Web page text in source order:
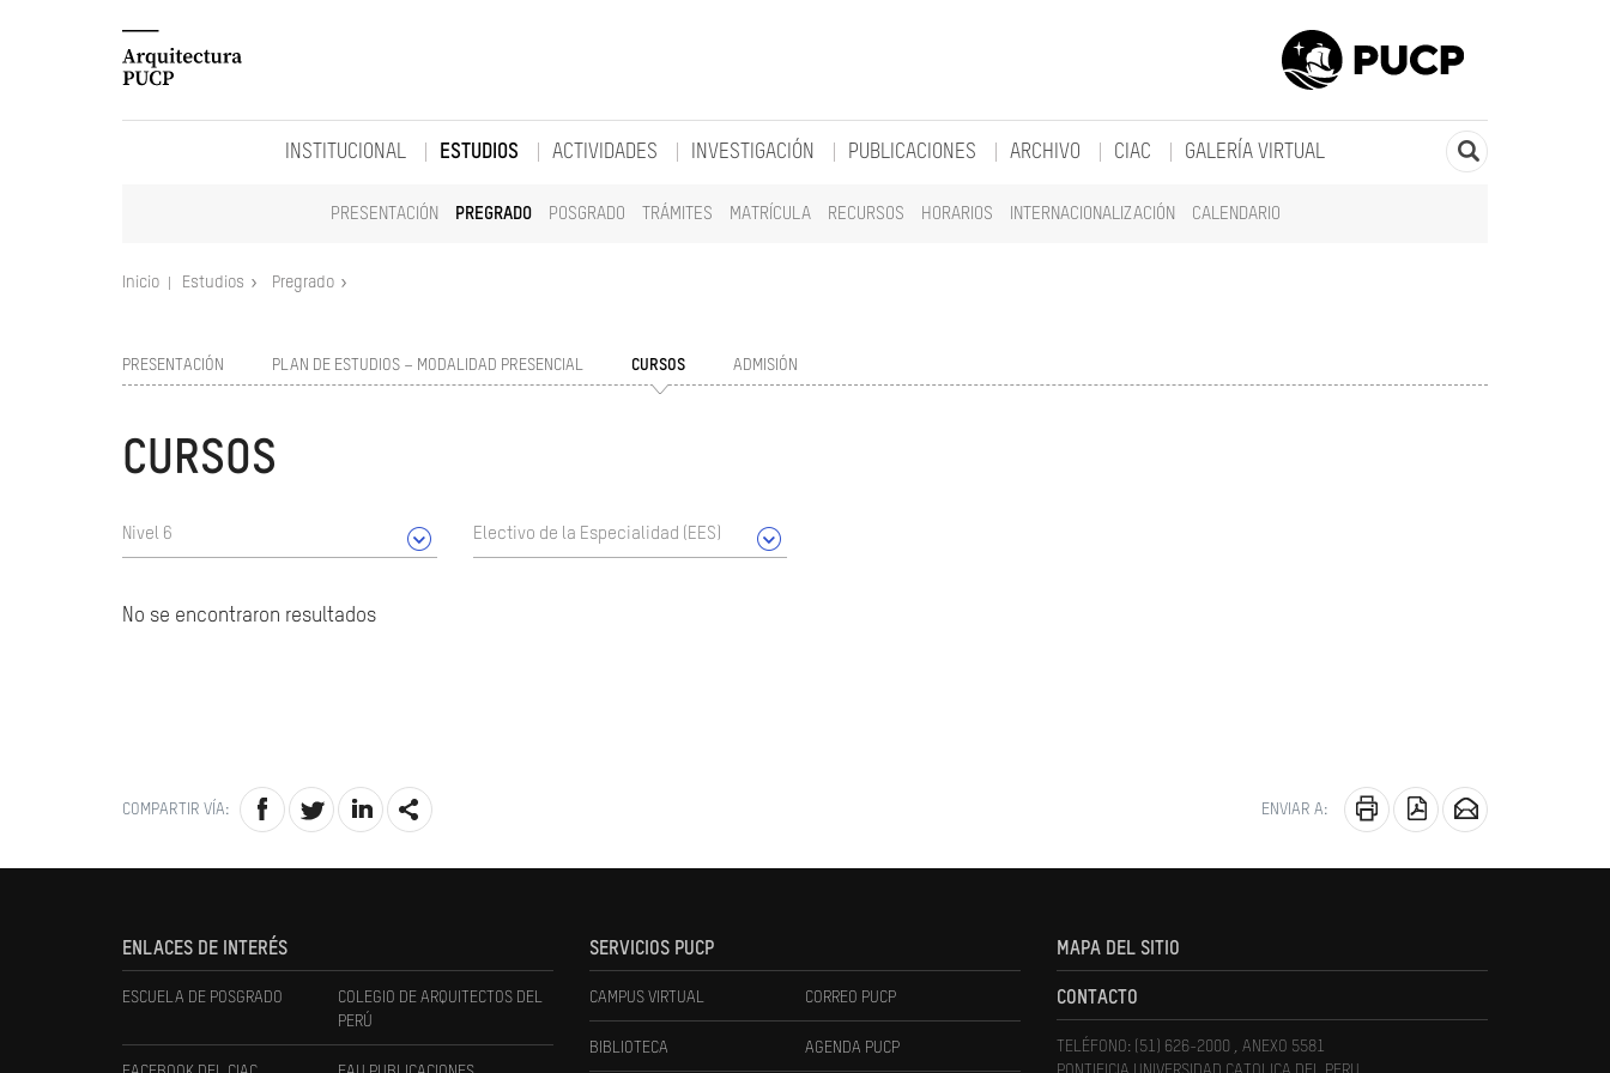
INSTITUCIONAL ESTUDIOS
PRESENTACIÓN PREGRADO POSGRADO TRÁMITES MATRÍCULA RECURSOS HORARIOS INTERNACIONALIZACIÓN CALENDARIO
ACTIVIDADES INVESTIGACIÓN PUBLICACIONES ARCHIVO CIAC GALERÍA VIRTUAL
Inicio Estudios Pregrado
PRESENTACIÓN PLAN DE ESTUDIOS – MODALIDAD PRESENCIAL CURSOS ADMISIÓN
CURSOS
Nivel 6 Electivo de la Especialidad (EES)
No se encontraron resultados
COMPARTIR VÍA: ENVIAR A:
ENLACES DE INTERÉS
ESCUELA DE POSGRADO
COLEGIO DE ARQUITECTOS DEL
PERÚ
SERVICIOS PUCP
CAMPUS VIRTUAL CORREO PUCP
BIBLIOTECA AGENDA PUCP
MAPA DEL SITIO
CONTACTO
TELÉFONO: (51) 626-2000 , ANEXO 5581